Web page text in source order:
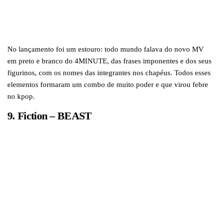
No lançamento foi um estouro: todo mundo falava do novo MV
em preto e branco do 4MINUTE, das frases imponentes e dos seus
figurinos, com os nomes das integrantes nos chapéus. Todos esses
elementos formaram um combo de muito poder e que virou febre
no kpop.
9. Fiction – BEAST